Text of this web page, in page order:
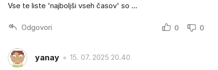
Vse te liste 'najboljši vseh časov' so ...
Odgovori 0 0
yanay 15. 07. 2025 20.40